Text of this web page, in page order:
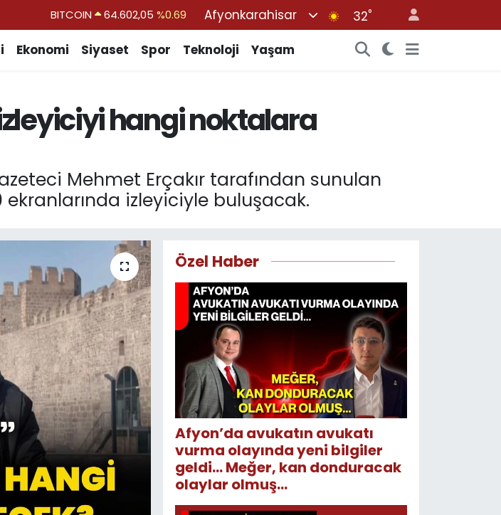
DOLAR
47,5986 %0.06
EURO
55,0700%0.1
BİST100
13.768 %48
Afyonkarahisar 32°
Ekonomi Siyaset Spor Teknoloji Yaşam
hangi noktalara
Mehmet Erçakır tarafından sunulan
ekranlarında izleyiciyle buluşacak.
Özel Haber
Afyon’da avukatın avukatı
vurma olayında yeni bilgiler
geldi... Meğer, kan donduracak
olaylar olmuş...